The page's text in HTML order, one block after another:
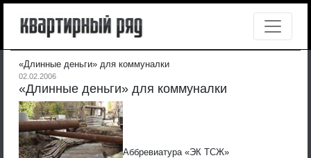
«Длинные деньги» для коммуналки
02.02.2006
«Длинные деньги» для коммуналки
Аббревиатура «ЭК ТСЖ»